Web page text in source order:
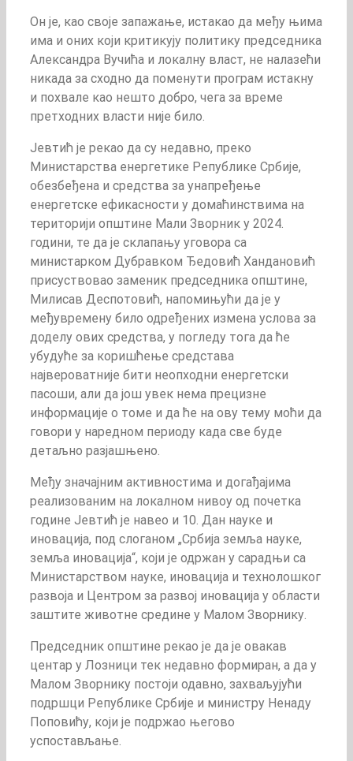
Он је, као своје запажање, истакао да међу њима
има и оних који критикују политику председника
Александра Вучића и локалну власт, не налазећи
никада за сходно да поменути програм истакну
и похвале као нешто добро, чега за време
претходних власти није било.
Јевтић је рекао да су недавно, преко
Министарства енергетике Републике Србије,
обезбеђена и средства за унапређење
енергетске ефикасности у домаћинствима на
територији општине Мали Зворник у 2024.
години, те да је склапању уговора са
министарком Дубравком Ђедовић Хандановић
присуствовао заменик председника општине,
Милисав Деспотовић, напомињући да је у
међувремену било одређених измена услова за
доделу ових средства, у погледу тога да ће
убудуће за коришћење средстава
највероватније бити неопходни енергетски
пасоши, али да још увек нема прецизне
информације о томе и да ће на ову тему моћи да
говори у наредном периоду када све буде
детаљно разјашњено.
Међу значајним активностима и догађајима
реализованим на локалном нивоу од почетка
године Јевтић је навео и 10. Дан науке и
иновација, под слоганом „Србија земља науке,
земља иновација“, који је одржан у сарадњи са
Министарством науке, иновација и технолошког
развоја и Центром за развој иновација у области
заштите животне средине у Малом Зворнику.
Председник општине рекао је да је овакав
центар у Лозници тек недавно формиран, а да у
Малом Зворнику постоји одавно, захваљујући
подршци Републике Србије и министру Ненаду
Поповићу, који је подржао његово
успостављање.